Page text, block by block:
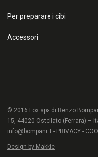
Per preparare i cibi
Accessori
© 2016 Fox spa di Renzo
15, 44020 Ostellato (Ferrara) –
info@bompani.it - PRIVACY -
Design by Makkie